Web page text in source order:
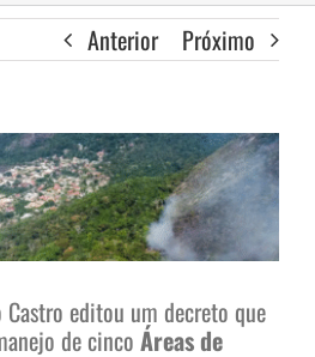
Anterior Próximo
editou um decreto que
de cinco Áreas de